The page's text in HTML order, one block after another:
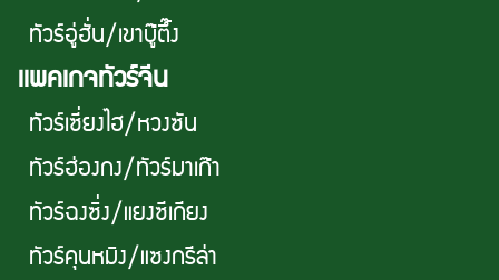
ทัวร์อู่ฮั่น/เขาบู๊ตึ๊ง
เเพคเกจทัวร์จีน
ทัวร์เซี่ยงไฮ/หวงซัน
ทัวร์ฮ่องกง/ทัวร์มาเก๊า
ทัวร์ฉงซิ่ง/แยงซีเกียง
ทัวร์คุนหมิง/แซงกรีล่า